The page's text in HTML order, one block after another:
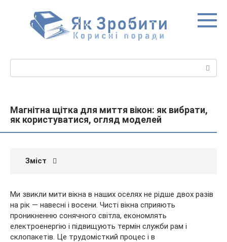
Магнітна щітка для миття вікон: як вибрати,
як користуватися, огляд моделей
Зміст
Ми звикли мити вікна в наших оселях не рідше двох разів
на рік — навесні і восени. Чисті вікна сприяють
проникненню сонячного світла, економлять
електроенергію і підвищують термін служби рам і
склопакетів. Це трудомісткий процес і в